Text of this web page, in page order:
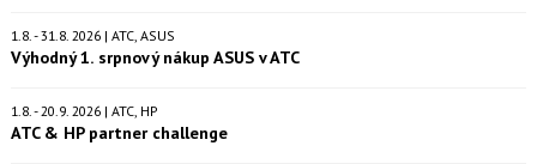
1.8. - 31.8. 2026 | ATC, ASUS
Výhodný 1. srpnový nákup ASUS v ATC
1.8. - 20.9. 2026 | ATC, HP
ATC & HP partner challenge